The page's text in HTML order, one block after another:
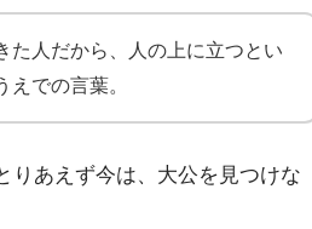
た人だから、人の上に立つとい
での言葉。
りあえず今は、大公を見つけな